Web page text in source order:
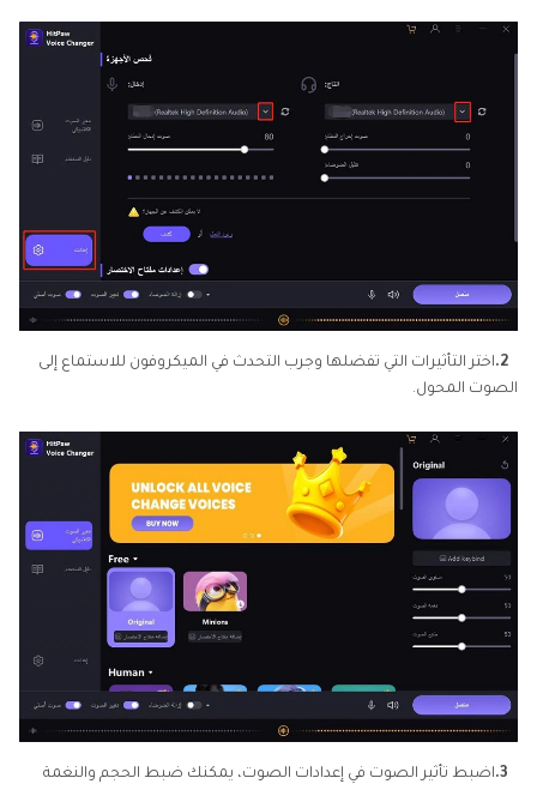
2. اختر التأثيرات التي تفضلها وجرب التحدث في الميكروفون للاستماع إلى
الصوت المحول.
3. اضبط تأثير الصوت في إعدادات الصوت، يمكنك ضبط الحجم والنغمة